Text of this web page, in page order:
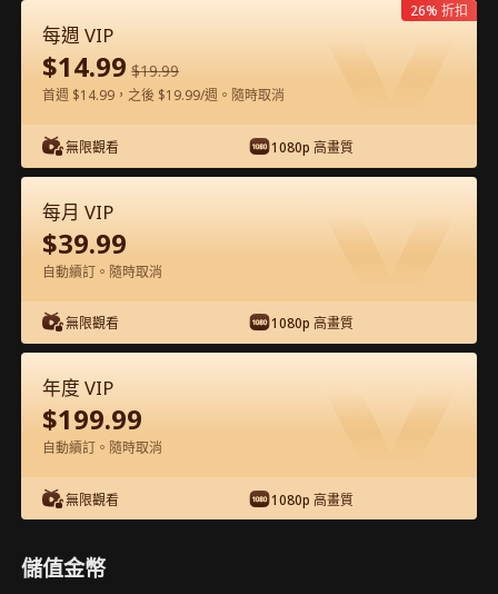
在APP內免費看
第45集 - 棄我後，我成了你狼王嫂 完整影
片
45 46 47 48 49
每週 VIP
$14.99 $19.99
首週 $14.99，之後 $19.99/週。隨時取消
無限觀看 1080p 高畫質
26% 折扣
每月 VIP
$39.99
自動續訂。隨時取消
無限觀看 1080p 高畫質
年度 VIP
$199.99
自動續訂。隨時取消
無限觀看 1080p 高畫質
儲值金幣